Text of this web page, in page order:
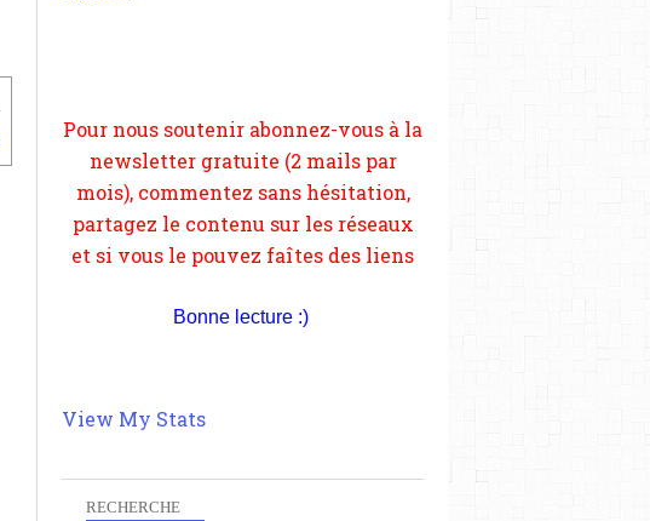
RECHERCHE
et si vous le pouvez faîtes des liens
depuis votre site.
Bonne lecture :)
View My Stats